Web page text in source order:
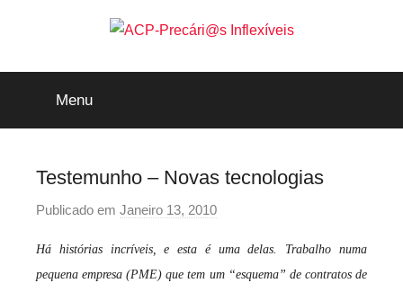
ACP-
Precári@s
Inflexíveis
Menu
Testemunho – Novas tecnologias
Publicado em Janeiro 13, 2010
r
p
Há histórias incríveis, e esta é uma delas. Trabalho numa
pequena empresa (PME) que tem um “esquema” de contratos de